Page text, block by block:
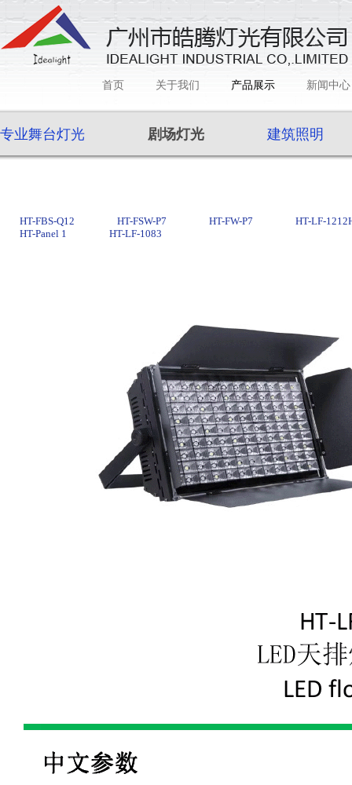
首页 关于我们 产品展示 新闻中心
专业舞台灯光 剧场灯光 建筑照明
HT-FBS-Q12 HT-FSW-P7 HT-FW-P7
HT-LF-
HT-Panel 1
HT-LF-1083